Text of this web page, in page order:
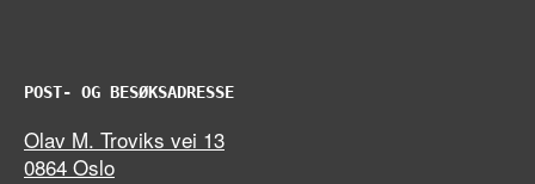
POST- OG BESØKSADRESSE
Olav M. Troviks vei 13
0864 Oslo